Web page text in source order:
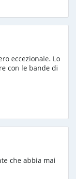
eccezionale. Lo
con le bande di
che abbia mai